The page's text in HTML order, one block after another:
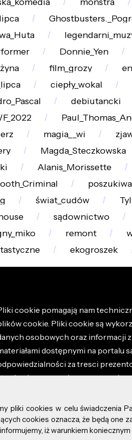
Donnie_Yen
film_grozy
ciepły_wokal
debiutancki
magia__wi
Magda_Steczkowska
Alanis_Morissette
świat_cudów
sądownictwo
remont
ekogroszek
cookie pomagają nam
cookie. Pliki cookie są
osobowych oraz informacji
dostępnymi na portalu
za tresci
portalu oraz ponosisz
2026 altao.pl. Wszystkie prawa
pliki cookies w celu świadczenia
cookies oznacza, że będą one
iż warunkiem